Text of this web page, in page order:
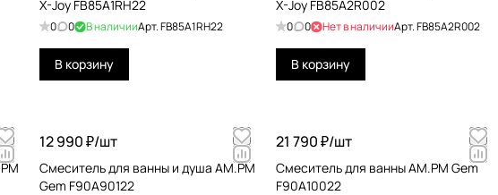
X-Joy FB85A1RH22
0 0 В наличииАрт.FB85A1RH22
В корзину
X-Joy FB85A2R002
0 0 Нет в наличииАрт.FB85A2R002
В корзину
12 990 ₽/шт
Смеситель для ванны и душа AM.PM
Gem F90A90122
21 790 ₽/шт
Смеситель для ванны AM.PM Gem
F90A10022